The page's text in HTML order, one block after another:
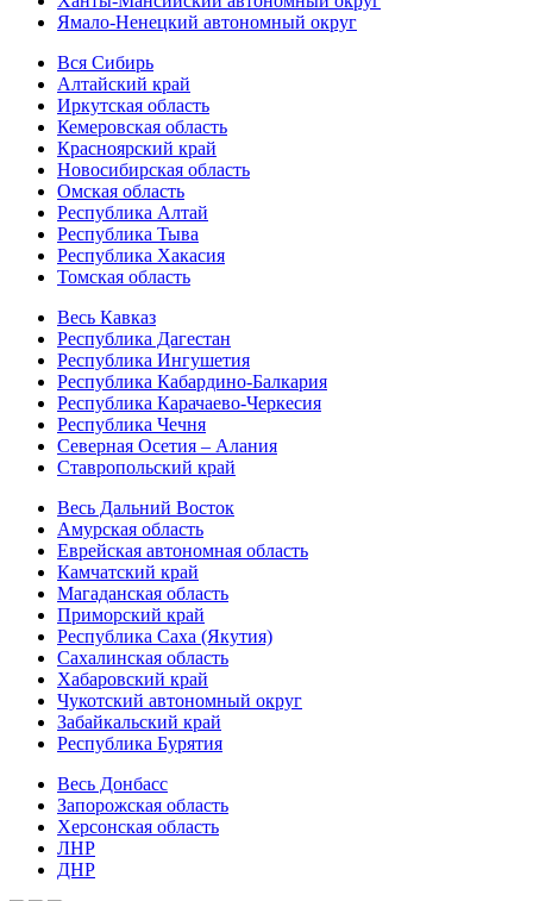
Ямало-Ненецкий автономный округ
Вся Сибирь
Алтайский край
Иркутская область
Кемеровская область
Красноярский край
Новосибирская область
Омская область
Республика Алтай
Республика Тыва
Республика Хакасия
Томская область
Весь Кавказ
Республика Дагестан
Республика Ингушетия
Республика Кабардино-Балкария
Республика Карачаево-Черкесия
Республика Чечня
Северная Осетия – Алания
Ставропольский край
Весь Дальний Восток
Амурская область
Еврейская автономная область
Камчатский край
Магаданская область
Приморский край
Республика Саха (Якутия)
Сахалинская область
Хабаровский край
Чукотский автономный округ
Забайкальский край
Республика Бурятия
Весь Донбасс
Запорожская область
Херсонская область
ЛНР
ДНР